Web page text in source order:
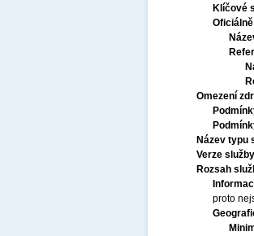
Klíčové
Omezení
Název typu
Verze
Rozsah
proto